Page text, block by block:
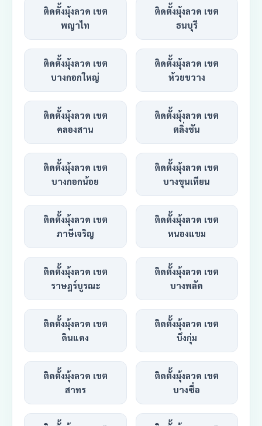
ติดตั้งมุ้งลวด เขต
พญาไท
ติดตั้งมุ้งลวด เขต
ธนบุรี
ติดตั้งมุ้งลวด เขต
บางกอกใหญ่
ติดตั้งมุ้งลวด เขต
ห้วยขวาง
ติดตั้งมุ้งลวด เขต
คลองสาน
ติดตั้งมุ้งลวด เขต
ตลิ่งชัน
ติดตั้งมุ้งลวด เขต
บางกอกน้อย
ติดตั้งมุ้งลวด เขต
บางขุนเทียน
ติดตั้งมุ้งลวด เขต
ภาษีเจริญ
ติดตั้งมุ้งลวด เขต
หนองแขม
ติดตั้งมุ้งลวด เขต
ราษฎร์บูรณะ
ติดตั้งมุ้งลวด เขต
บางพลัด
ติดตั้งมุ้งลวด เขต
ดินแดง
ติดตั้งมุ้งลวด เขต
บึงกุ่ม
ติดตั้งมุ้งลวด เขต
สาทร
ติดตั้งมุ้งลวด เขต
บางซื่อ